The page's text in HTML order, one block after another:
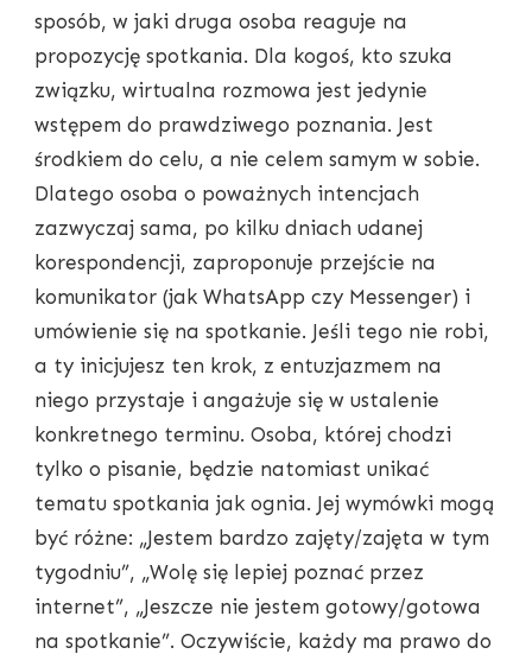
sposób, w jaki druga osoba reaguje na
propozycję spotkania. Dla kogoś, kto szuka
związku, wirtualna rozmowa jest jedynie
wstępem do prawdziwego poznania. Jest
środkiem do celu, a nie celem samym w sobie.
Dlatego osoba o poważnych intencjach
zazwyczaj sama, po kilku dniach udanej
korespondencji, zaproponuje przejście na
komunikator (jak WhatsApp czy Messenger) i
umówienie się na spotkanie. Jeśli tego nie robi,
a ty inicjujesz ten krok, z entuzjazmem na
niego przystaje i angażuje się w ustalenie
konkretnego terminu. Osoba, której chodzi
tylko o pisanie, będzie natomiast unikać
tematu spotkania jak ognia. Jej wymówki mogą
być różne: „Jestem bardzo zajęty/zajęta w tym
tygodniu”, „Wolę się lepiej poznać przez
internet”, „Jeszcze nie jestem gotowy/gotowa
na spotkanie”. Oczywiście, każdy ma prawo do